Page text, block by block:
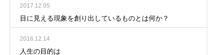
2017.12.05
目に見える現象を創り出しているものとは何か？
2016.12.14
人生の目的は